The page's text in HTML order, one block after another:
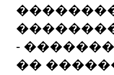
-
��